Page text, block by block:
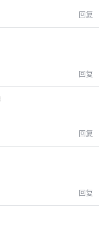
回复
回复
回复
回复